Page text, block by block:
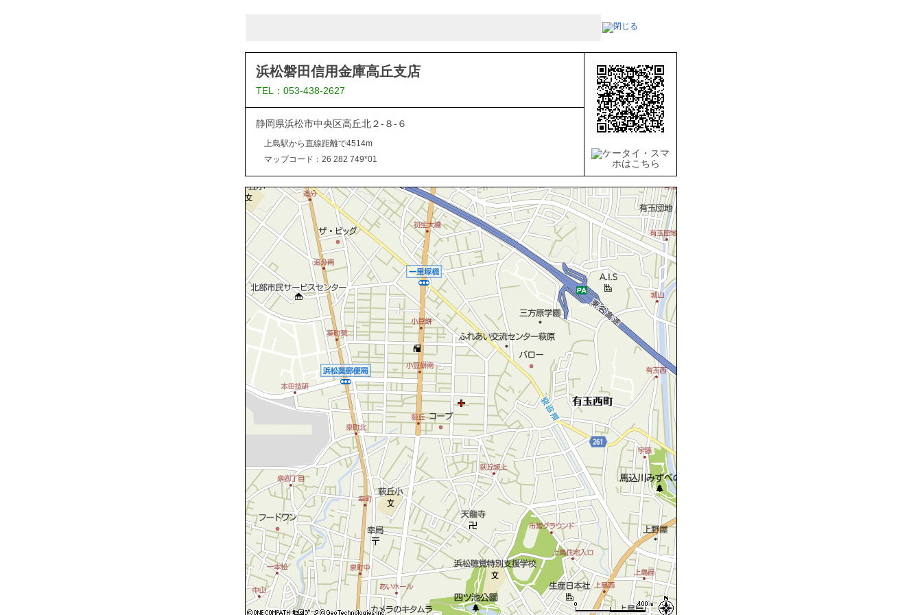
浜松磐田信用金庫高丘支店
TEL：053-438-2627
静岡県浜松市中央区高丘北２-８-６
上島駅から直線距離で4514m
マップコード：26 282 749*01